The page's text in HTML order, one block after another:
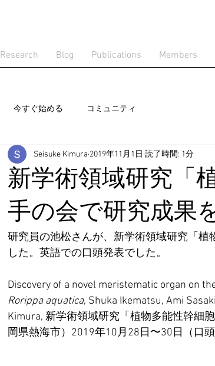
Research Blog Publications Members
今すぐ始める コミュニティ
新学術領域研究「
手の会で研究成果
Seisuke Kimura 2019年11月1日 読了時間: 1分
研究員の池松さんが、新学術領域研究「植
した。英語での口頭発表でした。
Discovery of a novel meristematic organ on
Rorippa aquatica, Shuka Ikematsu, Ami
Kimura, 新学術領域研究「植物多能性幹細
岡県熱海市）2019年10月28日〜30日（口頭